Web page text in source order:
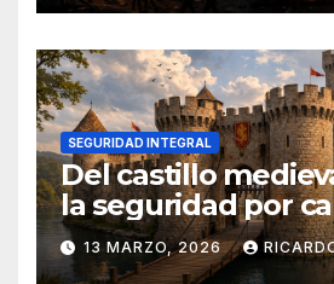
SEGURIDAD INTEGRAL
Del castillo
la seguridad por
13 MARZO, 2026